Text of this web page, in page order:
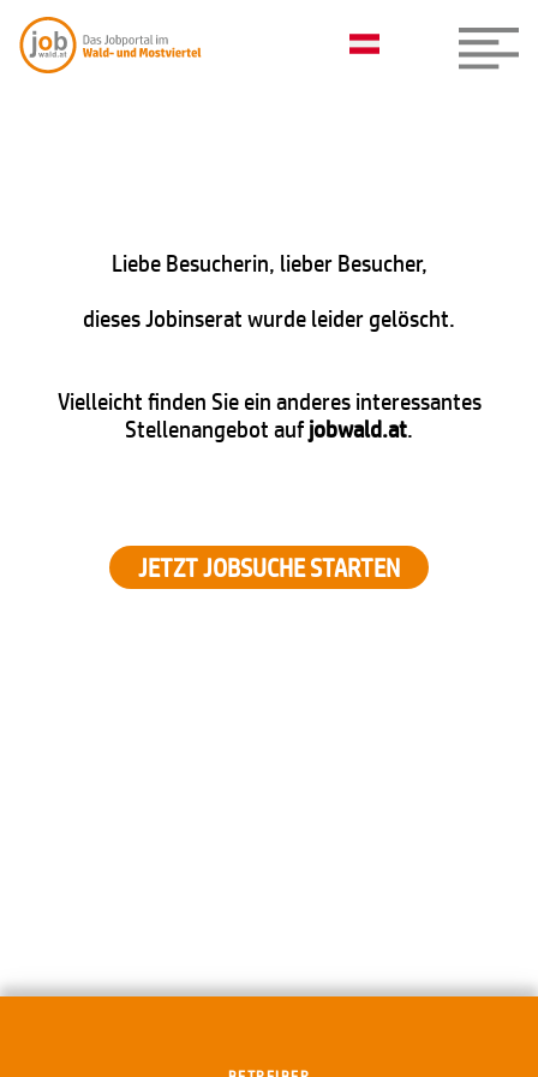
Liebe Besucherin, lieber Besucher,
dieses Jobinserat wurde leider gelöscht.
Vielleicht finden Sie ein anderes interessantes
Stellenangebot aufjobwald.at.
JETZT JOBSUCHE STARTEN